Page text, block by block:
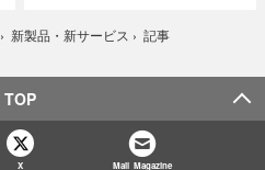
› 新製品・新サービス › 記事
TOP
X Mail Magazine